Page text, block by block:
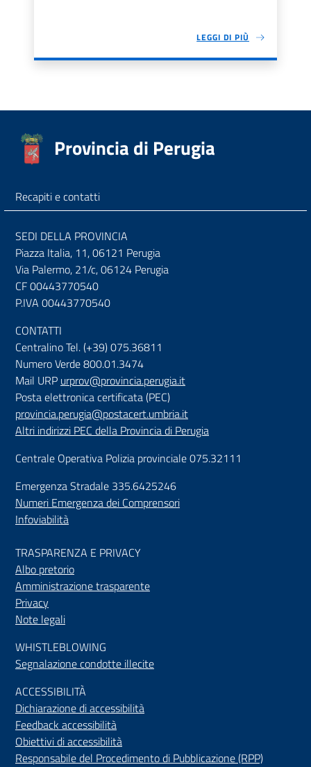
LEGGI DI PIÙ
Provincia di Perugia
Recapiti e contatti
SEDI DELLA PROVINCIA
Piazza Italia, 11, 06121 Perugia
Via Palermo, 21/c, 06124 Perugia
CF 00443770540
P.IVA 00443770540
CONTATTI
Centralino Tel. (+39) 075.36811
Numero Verde 800.01.3474
Mail URP urprov@provincia.perugia.it
Posta elettronica certificata (PEC)
provincia.perugia@postacert.umbria.it
Altri indirizzi PEC della Provincia di Perugia
Centrale Operativa Polizia provinciale 075.32111
Emergenza Stradale 335.6425246
Numeri Emergenza dei Comprensori
Infoviabilità
TRASPARENZA E PRIVACY
Albo pretorio
Amministrazione trasparente
Privacy
Note legali
WHISTLEBLOWING
Segnalazione condotte illecite
ACCESSIBILITÀ
Dichiarazione di accessibilità
Feedback accessibilità
Obiettivi di accessibilità
Responsabile del Procedimento di Pubblicazione (RPP)